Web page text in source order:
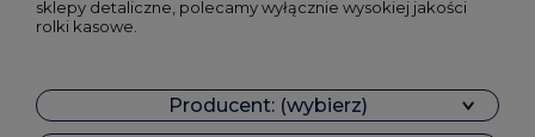
sklepy detaliczne, polecamy wyłącznie wysokiej jakości
rolki kasowe.
Producent: (wybierz)